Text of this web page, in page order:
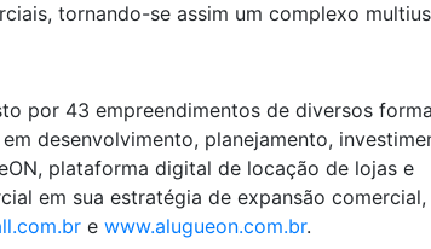
tornando-se assim um complexo
por 43 empreendimentos de diversos
desenvolvimento, planejamento,
plataforma digital de locação de lojas e
em sua estratégia de expansão comercial,
e www.alugueon.com.br.